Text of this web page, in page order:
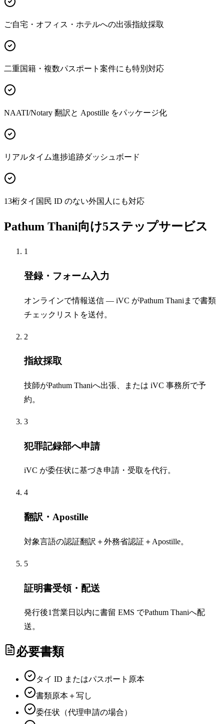
ご自宅・オフィス・ホテルへの出張指紋採取
二重国籍・複数パスポート案件にも特別対応
NAATI/Notary 翻訳と Apostille をパッケージ化
リアルタイム進捗追跡ダッシュボード
13桁タイ国民 ID のない外国人にも対応
Pathum Thani向け5ステップサービス
1
登録・フォーム入力
オンラインで情報送信 — iVC がPathum Thaniまで書類
チェックリストを送付。
2
指紋採取
技師がPathum Thaniへ出張、または iVC 事務所で予
約。
3
犯罪記録部へ申請
iVC が委任状に基づき申請・受取を代行。
4
翻訳・Apostille
対象言語の認証翻訳＋外務省認証＋Apostille。
5
証明書受領・配送
発行後1営業日以内に書留 EMS でPathum Thaniへ配
送。
必要書類
タイ ID またはパスポート原本
書類原本＋写し
委任状（代理申請の場合）